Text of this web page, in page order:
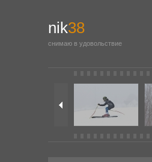
nik38
снимаю в удовольствие